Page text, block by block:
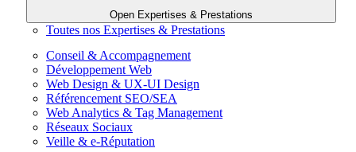
Open Expertises & Prestations
Toutes nos Expertises & Prestations
Conseil & Accompagnement
Développement Web
Web Design & UX-UI Design
Référencement SEO/SEA
Web Analytics & Tag Management
Réseaux Sociaux
Veille & e-Réputation